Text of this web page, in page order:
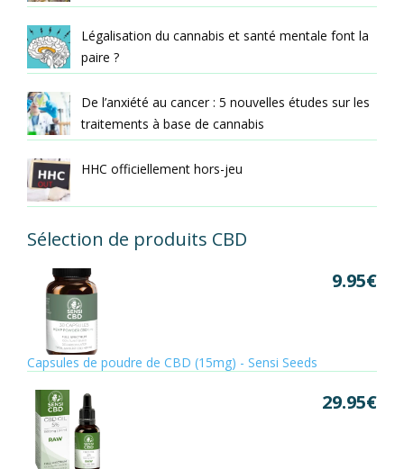
Légalisation du cannabis et santé mentale font la
paire ?
De l’anxiété au cancer : 5 nouvelles études sur les
traitements à base de cannabis
HHC officiellement hors-jeu
Sélection de produits CBD
Capsules de poudre de CBD (15mg) - Sensi Seeds
9.95€
29.95€